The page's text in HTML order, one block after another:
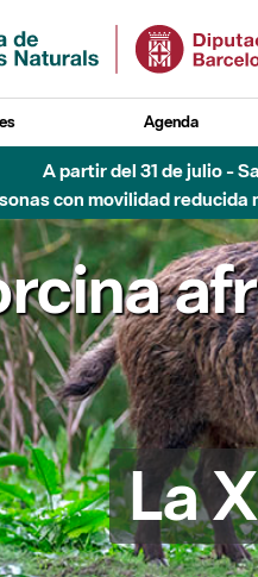
Agenda
A partir del 31 de julio -
con movilidad
La